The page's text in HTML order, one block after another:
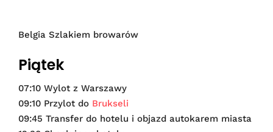
Belgia Szlakiem browarów
Piątek
07:10 Wylot z Warszawy
09:10 Przylot do Brukseli
09:45 Transfer do hotelu i objazd autokarem miasta